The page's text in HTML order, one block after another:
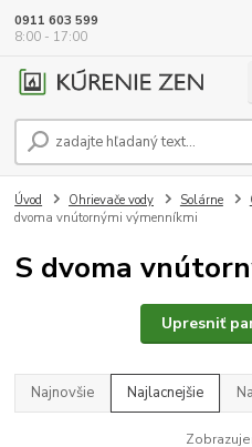
0911 603 599
8:00 - 17:00
Úvod Ohrievače vody Solárne
dvoma vnútornými výmenníkmi
S dvoma
Upresniť
Najnovšie Najlacnejšie